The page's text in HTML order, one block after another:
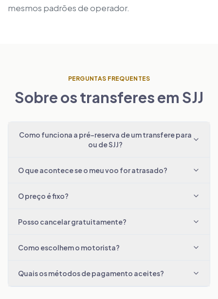
mesmos padrões de operador.
PERGUNTAS FREQUENTES
Sobre os transferes em SJJ
Como funciona a pré-reserva de um transfere para
ou de SJJ?
O que acontece se o meu voo for atrasado?
O preço é fixo?
Posso cancelar gratuitamente?
Como escolhem o motorista?
Quais os métodos de pagamento aceites?